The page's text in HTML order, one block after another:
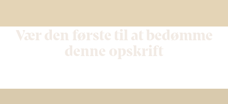
Vær den første til at bedømme
denne opskrift